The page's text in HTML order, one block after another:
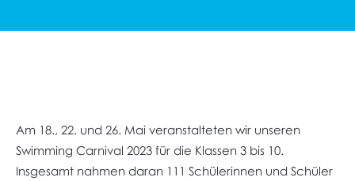
Am 18., 22. und 26. Mai veranstalteten wir unseren
Swimming Carnival 2023 für die Klassen 3 bis 10.
Insgesamt nahmen daran 111 Schülerinnen und Schüler